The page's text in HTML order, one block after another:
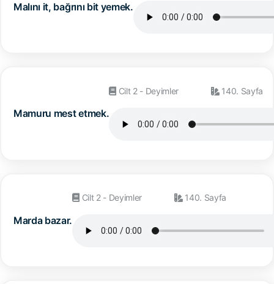
Malını it, bağrını bit yemek.
Mamuru mest etmek.
Cilt 2 - Deyimler 140. Sayfa
Marda bazar.
Cilt 2 - Deyimler 140. Sayfa